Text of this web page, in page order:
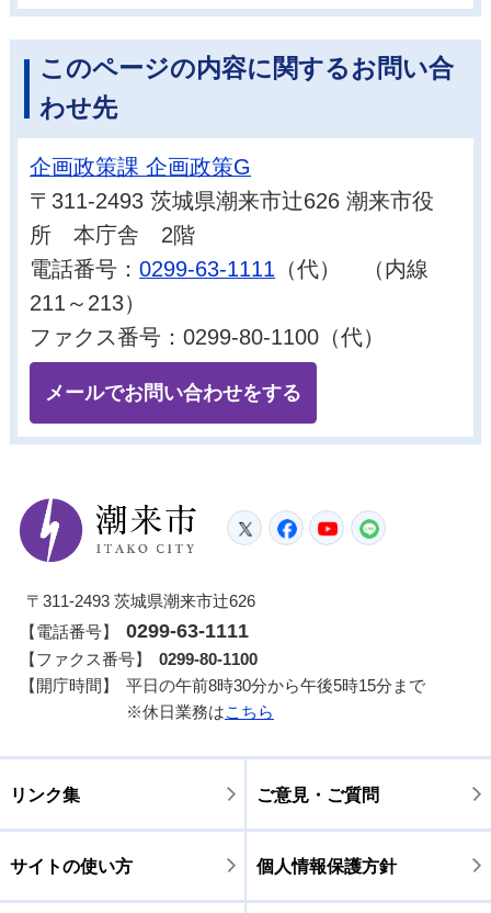
このページの内容に関するお問い合
わせ先
企画政策課 企画政策G
〒311-2493 茨城県潮来市辻626 潮来市役
所 本庁舎 2階
電話番号：0299-63-1111 （代） （内線
211～213）
ファクス番号：0299-80-1100（代）
メールでお問い合わせをする
潮来市
TwitterFacebook
YouTube
〒311-2493 茨城県潮来市辻626
【電話番号】
0299-63-1111
【ファクス番号】
0299-80-1100
【開庁時間】
平日の午前8時30分から午後5時15分まで
※休日業務はこちら
リンク集 ご意見・ご質問
サイトの使い方 個人情報保護方針